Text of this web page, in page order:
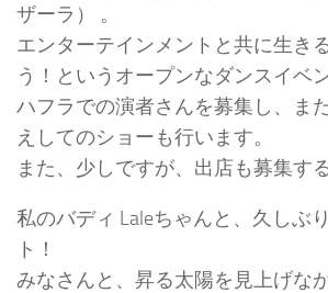
ザーラ） 。
エンターテインメントと共に生き
う！というオープンなダンスイベン
ハフラでの演者さんを募集し、ま
えしてのショーも行います。
また、少しですが、出店も募集す
私のバディ Laleちゃんと、久しぶ
ト！
みなさんと、昇る太陽を見上げな